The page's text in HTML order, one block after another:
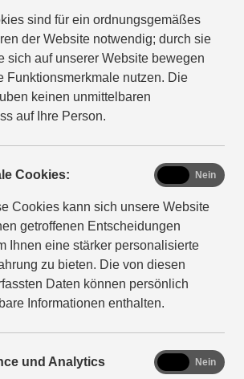
sind für ein ordnungsgemäßes
der Website notwendig; durch sie
sich auf unserer Website bewegen
Funktionsmerkmale nutzen. Die
keinen unmittelbaren
auf Ihre Person.
Cookies:
Cookies kann sich unsere Website
getroffenen Entscheidungen
Ihnen eine stärker personalisierte
zu bieten. Die von diesen
Daten können persönlich
Informationen enthalten.
functional
Nein
und Analytics
analyticsNein